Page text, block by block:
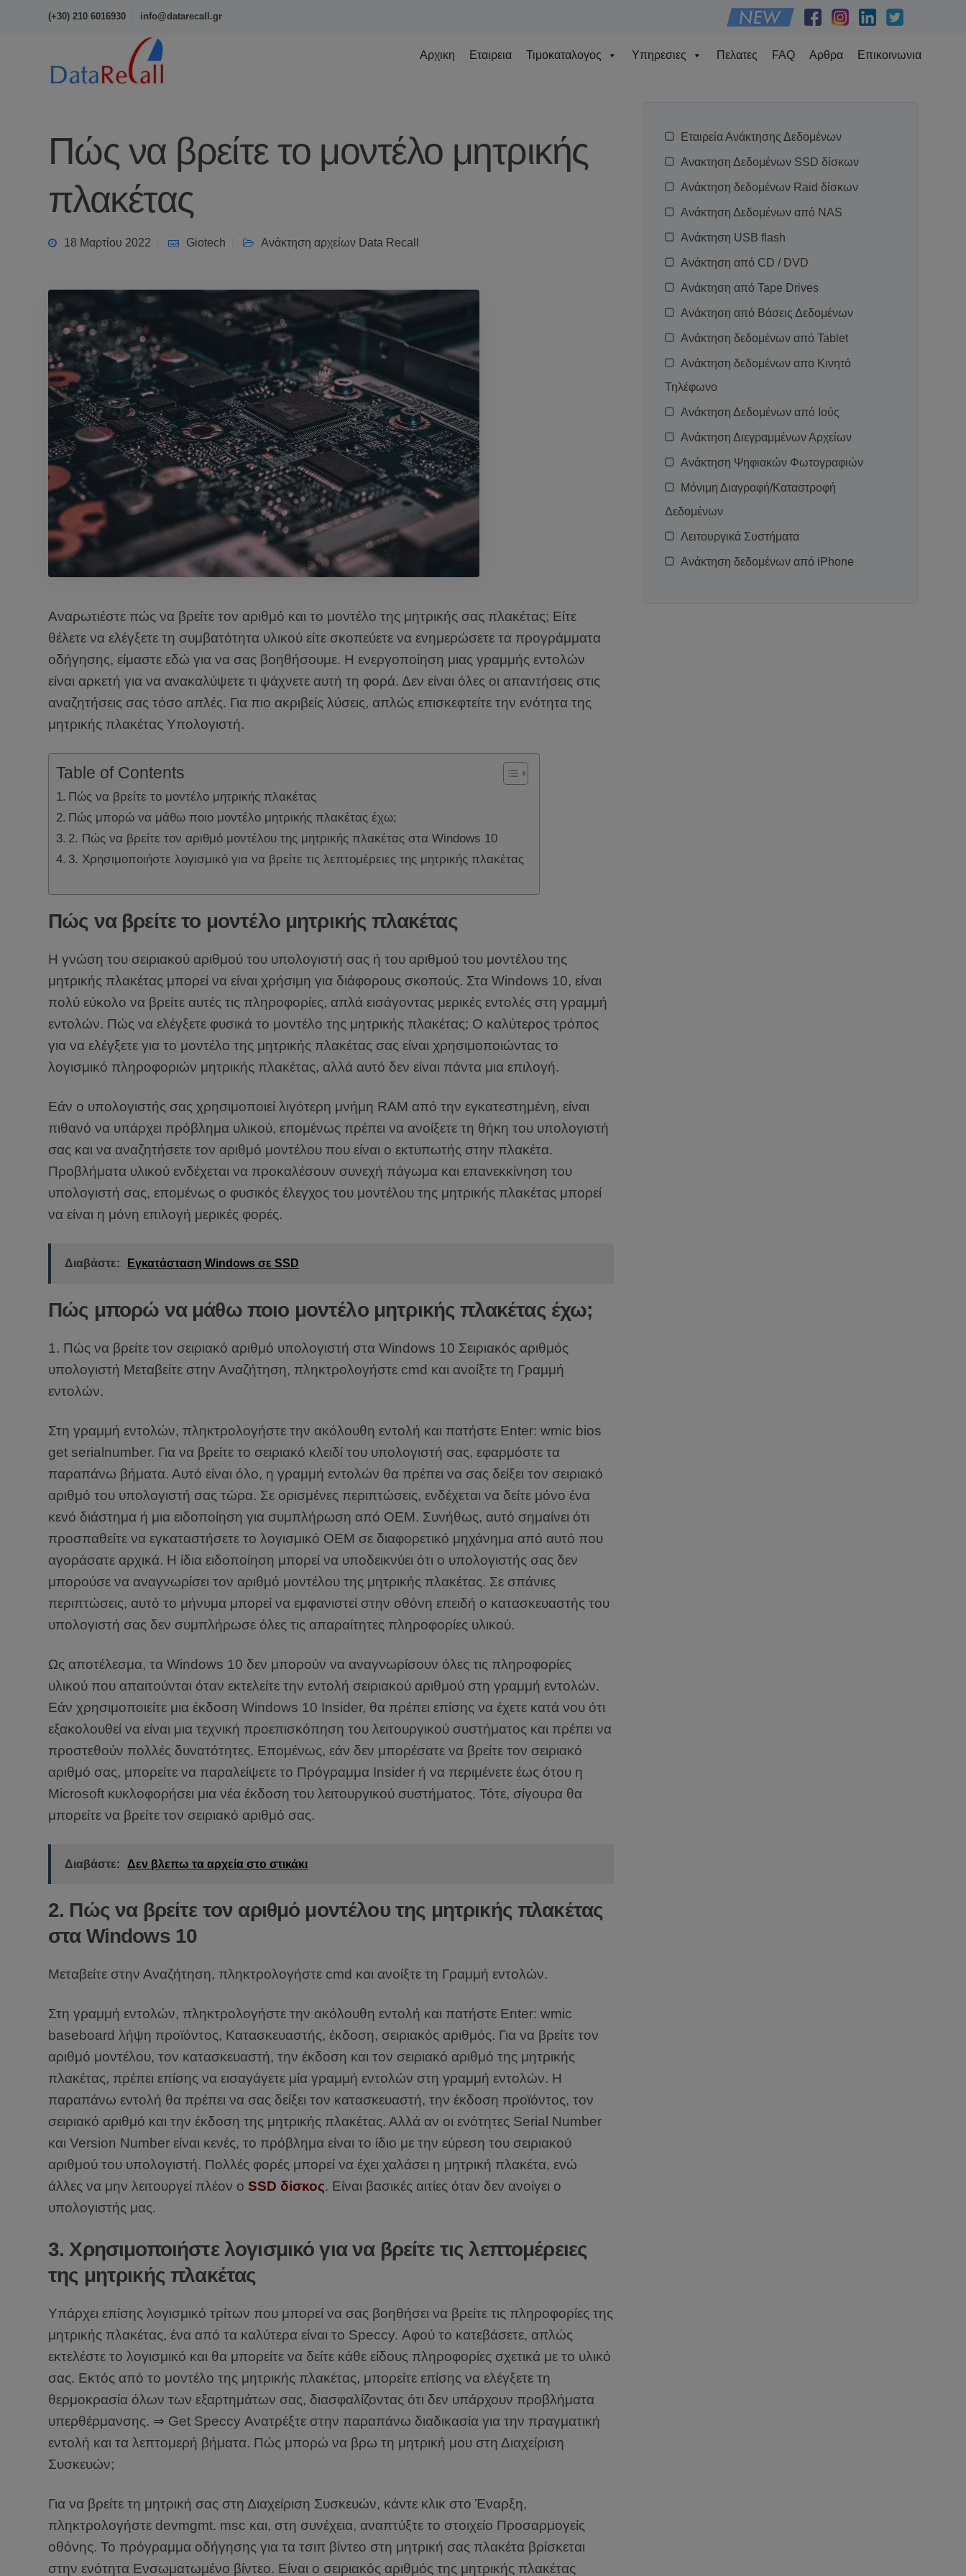
(+30) 210 6016930 info@datarecall.gr
Αρχικη Εταιρεια Τιμοκαταλογος Υπηρεσιες Πελατες FAQ Αρθρα Επικοινωνια
Πώς να βρείτε το μοντέλο μητρικής
πλακέτας
18 Μαρτίου 2022 Giotech Ανάκτηση αρχείων Data Recall
Αναρωτιέστε πώς να βρείτε τον αριθμό και το μοντέλο της μητρικής σας πλακέτας; Είτε
θέλετε να ελέγξετε τη συμβατότητα υλικού είτε σκοπεύετε να ενημερώσετε τα προγράμματα
οδήγησης, είμαστε εδώ για να σας βοηθήσουμε. Η ενεργοποίηση μιας γραμμής εντολών
είναι αρκετή για να ανακαλύψετε τι ψάχνετε αυτή τη φορά. Δεν είναι όλες οι απαντήσεις στις
αναζητήσεις σας τόσο απλές. Για πιο ακριβείς λύσεις, απλώς επισκεφτείτε την ενότητα της
μητρικής πλακέτας Υπολογιστή.
Table of Contents
Πώς να βρείτε το μοντέλο μητρικής πλακέτας
Πώς μπορώ να μάθω ποιο μοντέλο μητρικής πλακέτας έχω;
2. Πώς να βρείτε τον αριθμό μοντέλου της μητρικής πλακέτας στα Windows 10
3. Χρησιμοποιήστε λογισμικό για να βρείτε τις λεπτομέρειες της μητρικής πλακέτας
Πώς να βρείτε το μοντέλο μητρικής πλακέτας
Η γνώση του σειριακού αριθμού του υπολογιστή σας ή του αριθμού του μοντέλου της
μητρικής πλακέτας μπορεί να είναι χρήσιμη για διάφορους σκοπούς. Στα Windows 10, είναι
πολύ εύκολο να βρείτε αυτές τις πληροφορίες, απλά εισάγοντας μερικές εντολές στη γραμμή
εντολών. Πώς να ελέγξετε φυσικά το μοντέλο της μητρικής πλακέτας; Ο καλύτερος τρόπος
για να ελέγξετε για το μοντέλο της μητρικής πλακέτας σας είναι χρησιμοποιώντας το
λογισμικό πληροφοριών μητρικής πλακέτας, αλλά αυτό δεν είναι πάντα μια επιλογή.
Εάν ο υπολογιστής σας χρησιμοποιεί λιγότερη μνήμη RAM από την εγκατεστημένη, είναι
πιθανό να υπάρχει πρόβλημα υλικού, επομένως πρέπει να ανοίξετε τη θήκη του υπολογιστή
σας και να αναζητήσετε τον αριθμό μοντέλου που είναι ο εκτυπωτής στην πλακέτα.
Προβλήματα υλικού ενδέχεται να προκαλέσουν συνεχή πάγωμα και επανεκκίνηση του
υπολογιστή σας, επομένως ο φυσικός έλεγχος του μοντέλου της μητρικής πλακέτας μπορεί
να είναι η μόνη επιλογή μερικές φορές.
Διαβάστε: Εγκατάσταση Windows σε SSD
Πώς μπορώ να μάθω ποιο μοντέλο μητρικής πλακέτας έχω;
1. Πώς να βρείτε τον σειριακό αριθμό υπολογιστή στα Windows 10 Σειριακός αριθμός
υπολογιστή Μεταβείτε στην Αναζήτηση, πληκτρολογήστε cmd και ανοίξτε τη Γραμμή
εντολών.
Στη γραμμή εντολών, πληκτρολογήστε την ακόλουθη εντολή και πατήστε Enter: wmic bios
get serialnumber. Για να βρείτε το σειριακό κλειδί του υπολογιστή σας, εφαρμόστε τα
παραπάνω βήματα. Αυτό είναι όλο, η γραμμή εντολών θα πρέπει να σας δείξει τον σειριακό
αριθμό του υπολογιστή σας τώρα. Σε ορισμένες περιπτώσεις, ενδέχεται να δείτε μόνο ένα
κενό διάστημα ή μια ειδοποίηση για συμπλήρωση από OEM. Συνήθως, αυτό σημαίνει ότι
προσπαθείτε να εγκαταστήσετε το λογισμικό OEM σε διαφορετικό μηχάνημα από αυτό που
αγοράσατε αρχικά. Η ίδια ειδοποίηση μπορεί να υποδεικνύει ότι ο υπολογιστής σας δεν
μπορούσε να αναγνωρίσει τον αριθμό μοντέλου της μητρικής πλακέτας. Σε σπάνιες
περιπτώσεις, αυτό το μήνυμα μπορεί να εμφανιστεί στην οθόνη επειδή ο κατασκευαστής του
υπολογιστή σας δεν συμπλήρωσε όλες τις απαραίτητες πληροφορίες υλικού.
Ως αποτέλεσμα, τα Windows 10 δεν μπορούν να αναγνωρίσουν όλες τις πληροφορίες
υλικού που απαιτούνται όταν εκτελείτε την εντολή σειριακού αριθμού στη γραμμή εντολών.
Εάν χρησιμοποιείτε μια έκδοση Windows 10 Insider, θα πρέπει επίσης να έχετε κατά νου ότι
εξακολουθεί να είναι μια τεχνική προεπισκόπηση του λειτουργικού συστήματος και πρέπει να
προστεθούν πολλές δυνατότητες. Επομένως, εάν δεν μπορέσατε να βρείτε τον σειριακό
αριθμό σας, μπορείτε να παραλείψετε το Πρόγραμμα Insider ή να περιμένετε έως ότου η
Microsoft κυκλοφορήσει μια νέα έκδοση του λειτουργικού συστήματος. Τότε, σίγουρα θα
μπορείτε να βρείτε τον σειριακό αριθμό σας.
Διαβάστε: Δεν βλεπω τα αρχεία στο στικάκι
2. Πώς να βρείτε τον αριθμό μοντέλου της μητρικής πλακέτας
στα Windows 10
Μεταβείτε στην Αναζήτηση, πληκτρολογήστε cmd και ανοίξτε τη Γραμμή εντολών.
Στη γραμμή εντολών, πληκτρολογήστε την ακόλουθη εντολή και πατήστε Enter: wmic
baseboard λήψη προϊόντος, Κατασκευαστής, έκδοση, σειριακός αριθμός. Για να βρείτε τον
αριθμό μοντέλου, τον κατασκευαστή, την έκδοση και τον σειριακό αριθμό της μητρικής
πλακέτας, πρέπει επίσης να εισαγάγετε μία γραμμή εντολών στη γραμμή εντολών. Η
παραπάνω εντολή θα πρέπει να σας δείξει τον κατασκευαστή, την έκδοση προϊόντος, τον
σειριακό αριθμό και την έκδοση της μητρικής πλακέτας. Αλλά αν οι ενότητες Serial Number
και Version Number είναι κενές, το πρόβλημα είναι το ίδιο με την εύρεση του σειριακού
αριθμού του υπολογιστή. Πολλές φορές μπορεί να έχει χαλάσει η μητρική πλακέτα, ενώ
άλλες να μην λειτουργεί πλέον ο SSD δίσκος. Είναι βασικές αιτίες όταν δεν ανοίγει ο
υπολογιστής μας.
3. Χρησιμοποιήστε λογισμικό για να βρείτε τις λεπτομέρειες
της μητρικής πλακέτας
Υπάρχει επίσης λογισμικό τρίτων που μπορεί να σας βοηθήσει να βρείτε τις πληροφορίες της
μητρικής πλακέτας, ένα από τα καλύτερα είναι το Speccy. Αφού το κατεβάσετε, απλώς
εκτελέστε το λογισμικό και θα μπορείτε να δείτε κάθε είδους πληροφορίες σχετικά με το υλικό
σας. Εκτός από το μοντέλο της μητρικής πλακέτας, μπορείτε επίσης να ελέγξετε τη
θερμοκρασία όλων των εξαρτημάτων σας, διασφαλίζοντας ότι δεν υπάρχουν προβλήματα
υπερθέρμανσης. ⇒ Get Speccy Ανατρέξτε στην παραπάνω διαδικασία για την πραγματική
εντολή και τα λεπτομερή βήματα. Πώς μπορώ να βρω τη μητρική μου στη Διαχείριση
Συσκευών;
Για να βρείτε τη μητρική σας στη Διαχείριση Συσκευών, κάντε κλικ στο Έναρξη,
πληκτρολογήστε devmgmt. msc και, στη συνέχεια, αναπτύξτε το στοιχείο Προσαρμογείς
οθόνης. Το πρόγραμμα οδήγησης για τα τσιπ βίντεο στη μητρική σας πλακέτα βρίσκεται
στην ενότητα Ενσωματωμένο βίντεο. Είναι ο σειριακός αριθμός της μητρικής πλακέτας
Εταιρεία Ανάκτησης Δεδομένων
Ανακτηση Δεδομένων SSD δίσκων
Ανάκτηση δεδομένων Raid δίσκων
Ανάκτηση Δεδομένων από NAS
Ανάκτηση USB flash
Ανάκτηση από CD / DVD
Ανάκτηση από Tape Drives
Ανάκτηση από Βάσεις Δεδομένων
Ανάκτηση δεδομένων από Tablet
Ανάκτηση δεδομένων απο Κινητό
Τηλέφωνο
Ανάκτηση Δεδομένων από Ιούς
Ανάκτηση Διεγραμμένων Αρχείων
Ανάκτηση Ψηφιακών Φωτογραφιών
Μόνιμη Διαγραφή/Καταστροφή
Δεδομένων
Λειτουργικά Συστήματα
Ανάκτηση δεδομένων από iPhone